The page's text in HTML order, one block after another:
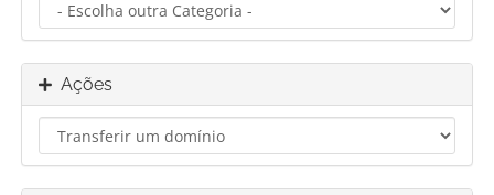
Ações